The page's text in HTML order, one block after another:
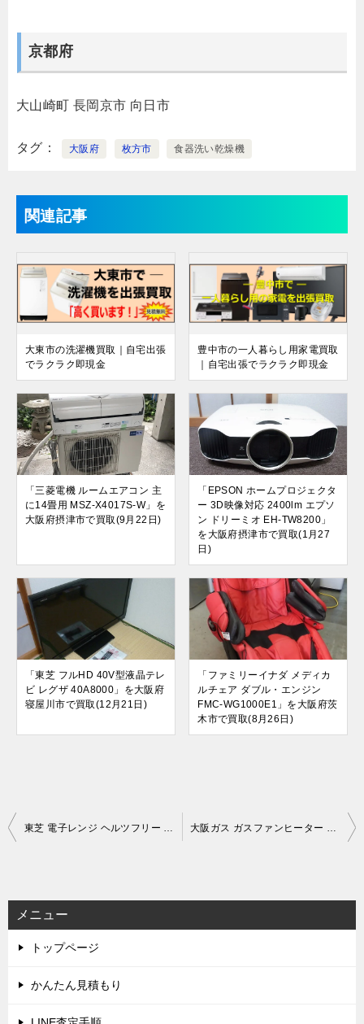
京都府
大山崎町 長岡京市 向日市
タグ 大阪府 枚方市 食器洗い乾燥機
関連記事
大東市の洗濯機買取｜自宅出張
でラクラク即現金
豊中市の一人暮らし用家電買取
｜自宅出張でラクラク即現金
「三菱電機 ルームエアコン 主
に14畳用 MSZ-X4017S-W」を
大阪府摂津市で買取(9月22日)
「EPSON ホームプロジェクタ
ー 3D映像対応 2400lm エプソ
ン ドリーミオ EH-TW8200」
を大阪府摂津市で買取(1月27
日)
「東芝 フルHD 40V型液晶テレ
ビ レグザ 40A8000」を大阪府
寝屋川市で買取(12月21日)
「ファミリーイナダ メディカ
ルチェア ダブル・エンジン
FMC-WG1000E1」を大阪府茨
木市で買取(8月26日)
投
ビ
ゲ
ー
シ
メニュー
トップページ
かんたん見積もり